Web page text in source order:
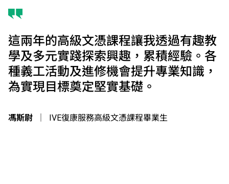
這兩年的高級文憑課程讓我透過有趣教
學及多元實踐探索興趣，累積經驗。各
種義工活動及進修機會提升專業知識，
為實現目標奠定堅實基礎。
馮斯尉 IVE復康服務高級文憑課程畢業生